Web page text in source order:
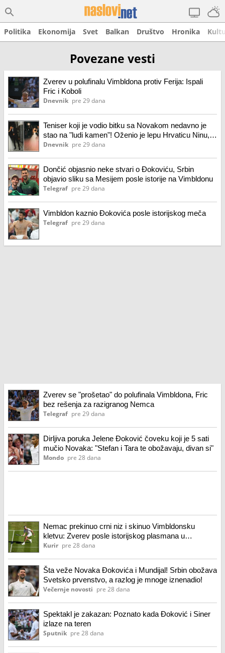
Politika Ekonomija Svet Balkan Društvo Hronika
Povezane vesti
Zverev u polufinalu Vimbldona protiv Ferija: Ispali
Fric i Koboli
Dnevnik pre 29 dana
Teniser koji je vodio bitku sa Novakom nedavno je
stao na "ludi kamen"! Oženio je lepu Hrvaticu Ninu,
svadba trajala tri dana
Dnevnik pre 29 dana
Dončić objasnio neke stvari o Đokoviću, Srbin
objavio sliku sa Mesijem posle istorije na Vimbldonu
Telegraf pre 29 dana
Vimbldon kaznio Đokovića posle istorijskog meča
Telegraf pre 29 dana
Zverev se "prošetao" do polufinala Vimbldona, Fric
bez rešenja za razigranog Nemca
Telegraf pre 29 dana
Dirljiva poruka Jelene Đoković čoveku koji je 5 sati
mučio Novaka: "Stefan i Tara te obožavaju, divan si"
Mondo pre 28 dana
Nemac prekinuo crni niz i skinuo Vimbldonsku
kletvu: Zverev posle istorijskog plasmana u
polufinale Vimbldona...
Kurir pre 28 dana
Šta veže Novaka Đokovića i Mundijal! Srbin obožava
Svetsko prvenstvo, a razlog je mnoge iznenadio!
Večernje novosti pre 28 dana
Spektakl je zakazan: Poznato kada Đoković i Siner
izlaze na teren
Sputnik pre 28 dana